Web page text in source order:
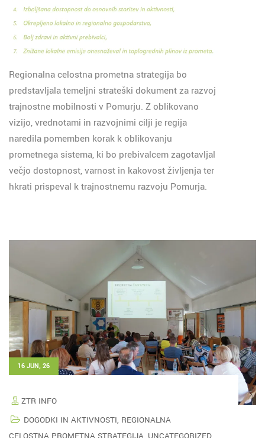
Regionalna celostna prometna strategija bo
predstavljala temeljni strateški dokument za razvoj
trajnostne mobilnosti v Pomurju. Z oblikovano
vizijo, vrednotami in razvojnimi cilji je regija
naredila pomemben korak k oblikovanju
prometnega sistema, ki bo prebivalcem zagotavljal
večjo dostopnost, varnost in kakovost življenja ter
hkrati prispeval k trajnostnemu razvoju Pomurja.
16 JUN, 26
ZTR INFO
DOGODKI IN AKTIVNOSTI, REGIONALNA